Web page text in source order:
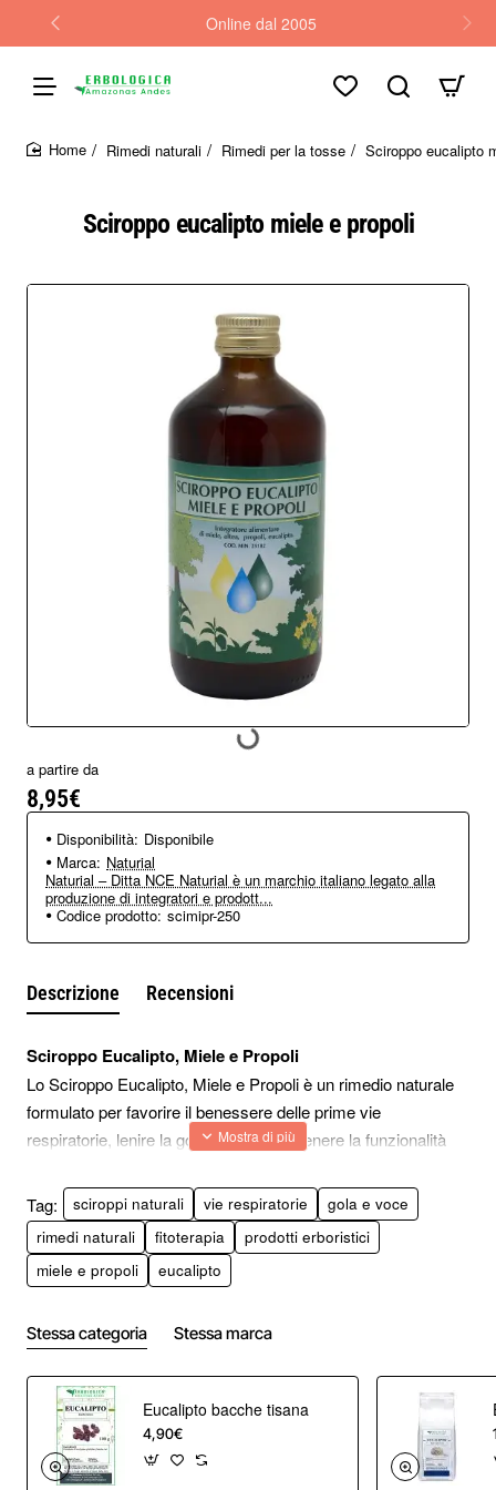
Online dal 2005
Sciroppo eucalipto miele e propoli
Rimedi naturali Rimedi per la tosse Sciroppo eucalipto
a partire da
8,95€
Disponibilità: Disponibile
Marca: Naturial
Naturial – Ditta NCE Naturial è un marchio italiano legato alla
produzione di integratori e prodott...
Codice prodotto: scimipr-250
Descrizione Recensioni
Sciroppo Eucalipto, Miele e Propoli
Lo Sciroppo Eucalipto, Miele e Propoli è un rimedio naturale
formulato per favorire il benessere delle prime vie
respiratorie, lenire la gola irritata e sostenere la funzionalità
La combinazione di miele millefiori,altea,eucaliptoepropoli
deriva dalla tradizione erboristica ed è particolarmente
indicata nei periodi freddi, in presenza di tosse secca,
raucedine e affaticamento della voce.
utilizzati in fitoterapia grazie alla sua azione emolliente,
È adatto agli adulti e a chi utilizza intensamente la voce per
motivi professionali.
A cosa serve lo sciroppo eucalipto miele e propoli
Lo sciroppo è utile per alleviare la secchezza della gola,
Tag: sciroppi naturali vie respiratorie
gola e voce
rimedi naturali
fitoterapia
prodotti erboristici
miele e propoli
eucalipto
Stessa categoria Stessa marca
Eucalipto bacche tisana
4,90€